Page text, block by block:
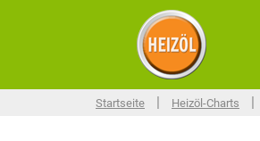
Startseite | Heizöl-Charts |